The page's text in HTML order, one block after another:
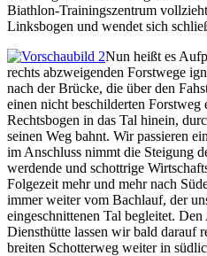
Biathlon-Trainingszentrum
Linksbogen und wendet sich
Nun heißt es
rechts abzweigenden Forstwege
nach der Brücke, die über den
einen nicht beschilderten
Rechtsbogen in das Tal hinein,
seinen Weg bahnt. Wir passieren
im Anschluss nimmt die Steigung
werdende und schottrige
Folgezeit mehr und mehr nach
immer weiter vom Bachlauf, der
eingeschnittenen Tal begleitet.
Diensthütte lassen wir bald darauf
breiten Schotterweg weiter in